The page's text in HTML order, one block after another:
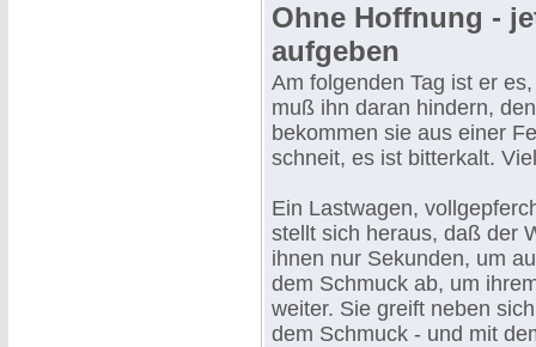
Ohne Hoffnung -
aufgeben
Am folgenden Tag ist er
muß ihn daran hindern,
bekommen sie aus einer
schneit, es ist bitterkalt.
Ein Lastwagen,
stellt sich heraus, daß der
ihnen nur Sekunden, um
dem Schmuck ab, um
weiter. Sie greift neben
dem Schmuck - und mit